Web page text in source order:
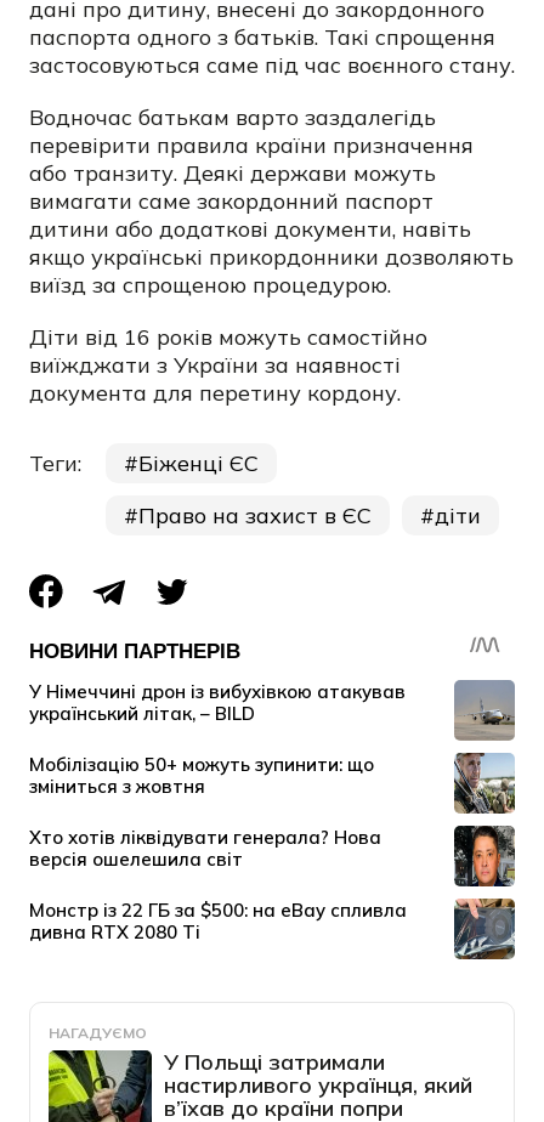
дані про дитину, внесені до закордонного
паспорта одного з батьків. Такі спрощення
застосовуються саме під час воєнного стану.
Водночас батькам варто заздалегідь
перевірити правила країни призначення
або транзиту. Деякі держави можуть
вимагати саме закордонний паспорт
дитини або додаткові документи, навіть
якщо українські прикордонники дозволяють
виїзд за спрощеною процедурою.
Діти від 16 років можуть самостійно
виїжджати з України за наявності
документа для перетину кордону.
Теги:
Біженці ЄС
Право на захист в ЄС
діти
НАГАДУЄМО
У Польщі затримали
настирливого українця, який
в’їхав до країни попри